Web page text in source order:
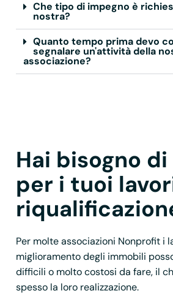
Che tipo di impegno è
nostra?
Quanto tempo prima devo
segnalare un'attività della
associazione?
Hai bisogno
per i tuoi
Per molte associazioni Nonprofit i
miglioramento degli immobili
difficili o molto costosi da fare, il
spesso la loro realizzazione.